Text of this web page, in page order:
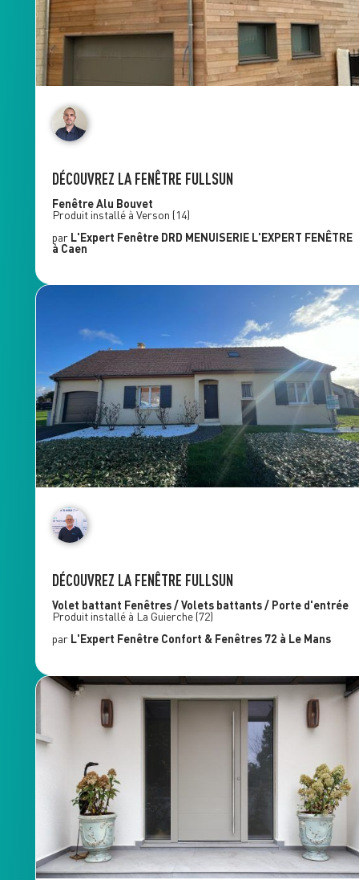
DÉCOUVREZ LA FENÊTRE FULLSUN
Fenêtre Alu Bouvet
Produit installé à Verson (14)
par L'Expert Fenêtre DRD MENUISERIE L'EXPERT FENÊTRE
à Caen
DÉCOUVREZ LA FENÊTRE FULLSUN
Volet battant Fenêtres / Volets battants / Porte d'entrée
Produit installé à La Guierche (72)
par L'Expert Fenêtre Confort & Fenêtres 72 à Le Mans